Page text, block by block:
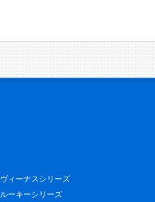
ヴィーナスシリーズ
ルーキーシリーズ